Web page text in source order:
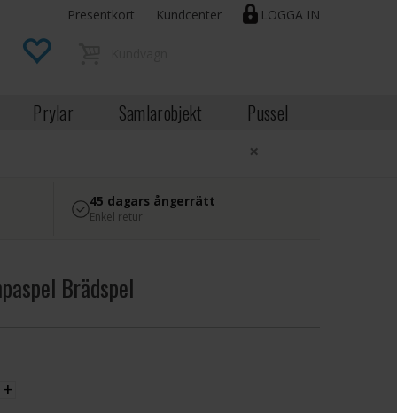
LOGGA IN
Presentkort Kundcenter
Prylar Samlarobjekt Pussel
×
45 dagars ångerrätt
Enkel retur
Brädspel
+